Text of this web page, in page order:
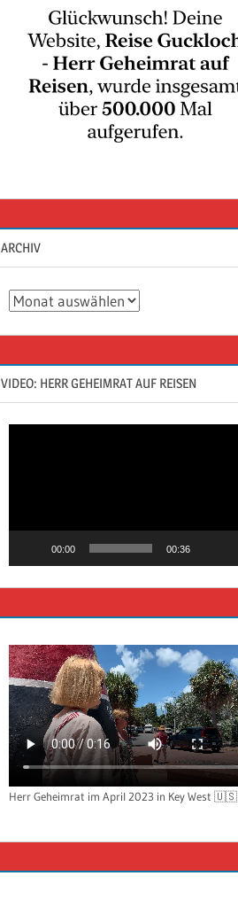
ARCHIV
Archiv
VIDEO: HERR GEHEIMRAT AUF REISEN
00:00 00:36
Herr Geheimrat im April 2023 in Key West 🇺🇸